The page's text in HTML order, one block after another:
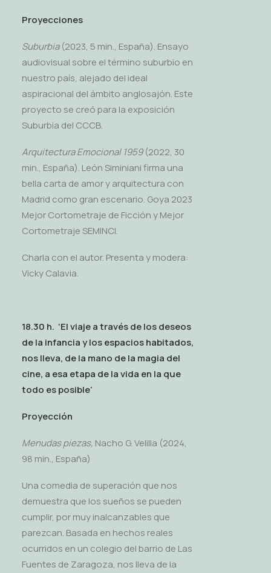
Proyecciones
Suburbia(2023, 5 min., España). Ensayo
audiovisual sobre el término suburbio en
nuestro país, alejado del ideal
aspiracional del ámbito anglosajón. Este
proyecto se creó para la exposición
Suburbia del CCCB.
Arquitectura Emocional 1959(2022, 30
min., España). León Siminiani firma una
bella carta de amor y arquitectura con
Madrid como gran escenario. Goya 2023
Mejor Cortometraje de Ficción y Mejor
Cortometraje SEMINCI.
Charla con el autor. Presenta y modera:
Vicky Calavia.
18.30 h. ‘El viaje a través de los deseos
de la infancia y los espacios habitados,
nos lleva, de la mano de la magia del
cine, a esa etapa de la vida en la que
todo es posible’
Proyección
Menudas piezas, Nacho G. Velilla (2024,
98 min., España)
Una comedia de superación que nos
demuestra que los sueños se pueden
cumplir, por muy inalcanzables que
parezcan. Basada en hechos reales
ocurridos en un colegio del barrio de Las
Fuentes de Zaragoza, nos lleva de la